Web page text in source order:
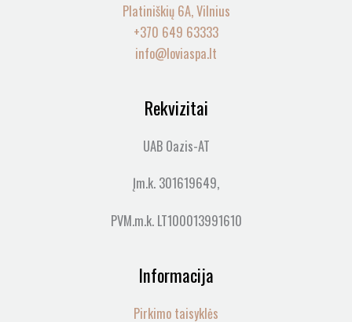
Platiniškių 6A, Vilnius
+370 649 63333
info@loviaspa.lt
Rekvizitai
UAB Oazis-AT
Įm.k. 301619649,
PVM.m.k. LT100013991610
Informacija
Pirkimo taisyklės